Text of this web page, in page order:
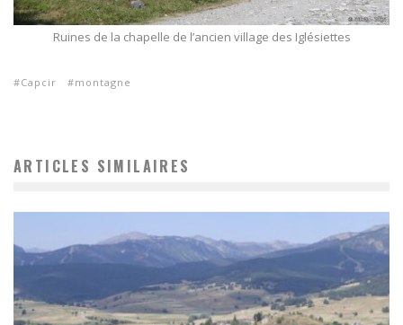
Ruines de la chapelle de l’ancien village des Iglésiettes
Capcir montagne
ARTICLES SIMILAIRES